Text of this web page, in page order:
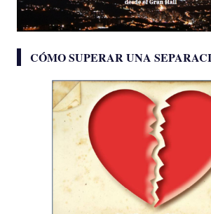
CÓMO SUPERAR UNA